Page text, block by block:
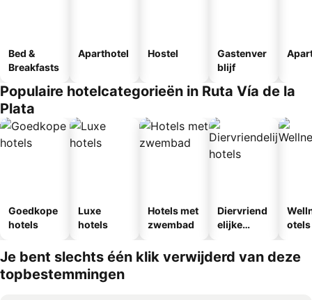
Bed &
Breakfasts
Aparthotel Hostel
Gastenver
blijf
Populaire hotelcategorieën in Ruta Vía de la
Plata
Goedkope
hotels
Luxe
hotels
Hotels met
zwembad
Diervriend
elijke
otels
Je bent slechts één klik verwijderd van deze
topbestemmingen